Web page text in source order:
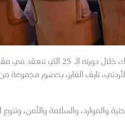
أعلن المجلس الوزاري العربي للسياحة عن اختيار الدوحة عاصمة للسياحة العربية لعام 2023، وذلك
نايف الفايز، بحضور مجموعة
والموارد، والسلامة والأمن،